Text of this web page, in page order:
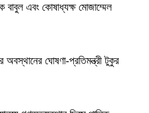
এবং কোষাধ্যক্ষ মোজাম্মেল
অবস্থানের ঘোষণা-প্রতিমন্ত্রী টুকুর